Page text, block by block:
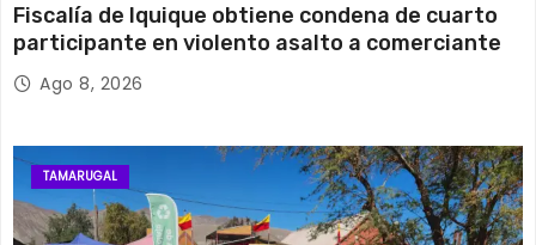
Fiscalía de Iquique obtiene condena de cuarto
participante en violento asalto a comerciante
Ago 8, 2026
TAMARUGAL